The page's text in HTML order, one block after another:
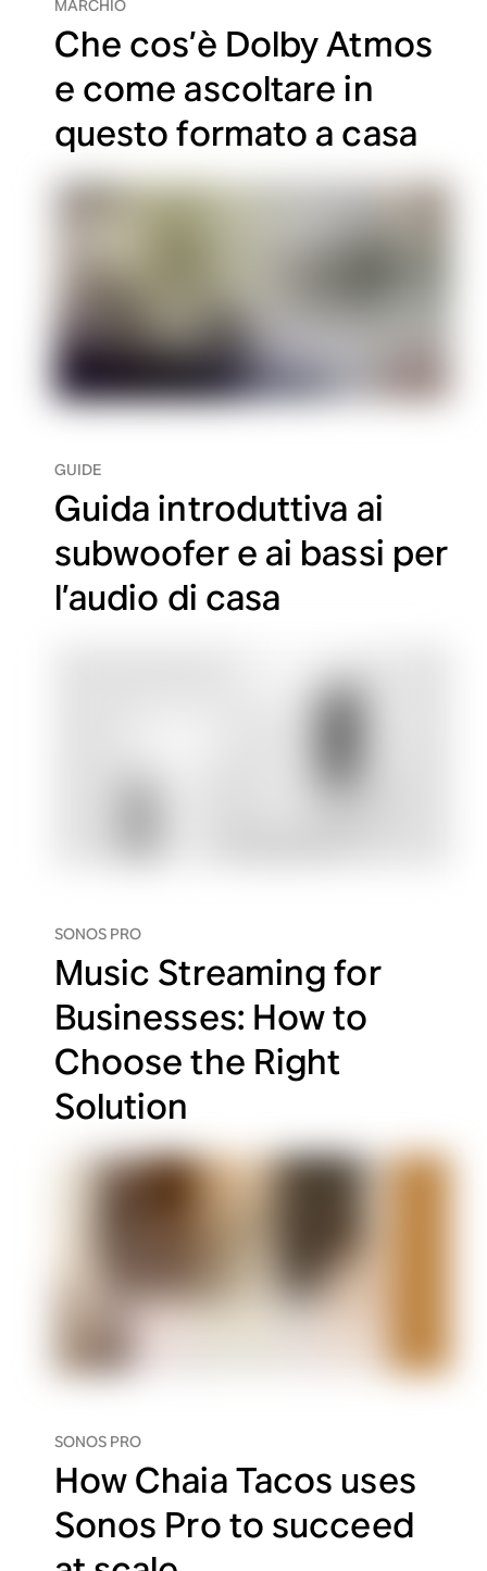
MARCHIO
Che cos’è Dolby Atmos
e come ascoltare in
questo formato a casa
GUIDE
Guida introduttiva ai
subwoofer e ai bassi per
l’audio di casa
SONOS PRO
Music Streaming for
Businesses: How to
Choose the Right
Solution
SONOS PRO
How Chaia Tacos uses
Sonos Pro to succeed